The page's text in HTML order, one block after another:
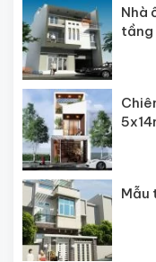
Nhà
tầng
Mẫu